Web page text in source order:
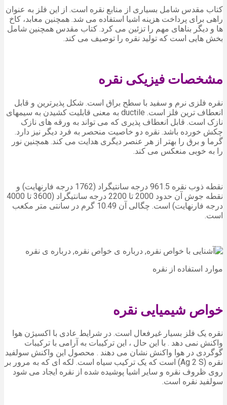
کتاب مقدس شامل بسیاری از منابع نقره است. از این فلز به عنوان
راهی برای پرداخت هزینه اشیا استفاده می شد. همچنین معابد، کاخ
ها و دیگر بناهای مهم را تزئین می کرد. کتاب مقدس همچنین شامل
بخش هایی است که تولید نقره را توصیف می کند.
مشخصات فیزیکی نقره
نقره فلزی نرم و سفید با سطح براق است. شکل پذیرترین و قابل
انعطاف ترین فلز است. ductile به معنی قابلیت کشیدن به سیمهای
نازک است. قابل انعطاف پذیری که می تواند به ورقه های نازک
چکش خورده باشد. نقره دو خاصیت منحصر به فرد دیگر نیز دارد.
گرما و برق را بهتر از هر عنصر دیگری هدایت می کند. همچنین نور
را به خوبی منعکس می کند.
نقطه ذوب نقره 961.5 درجه سانتیگراد (1762 درجه فارنهایت) و
نقطه جوش آن حدود 2000 تا 2200 درجه سانتیگراد (3600 تا 4000
درجه فارنهایت) است. چگالی آن 10.49 گرم در سانتی متر مکعب
است.
موارد استفاده از نقره
خواص شیمیایی نقره
نقره یک فلز بسیار غیرفعال است. در شرایط عادی با اکسیژن هوا
واکنش نمی دهد . با این حال ، این ترکیبات به آرامی با ترکیبات
گوگردی در هوا واکنش نشان می دهند . محصول این واکنش سولفید
نقره (Ag 2 S) است که یک ترکیب سیاه است. لکه ای که به مرور بر
روی ظروف نقره و سایر اشیا پوشیده شده از نقره ایجاد می شود
سولفید نقره است.